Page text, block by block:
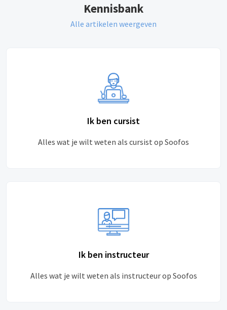
Kennisbank
Alle artikelen weergeven
Ik ben cursist
Alles wat je wilt weten als cursist op Soofos
Ik ben instructeur
Alles wat je wilt weten als instructeur op Soofos